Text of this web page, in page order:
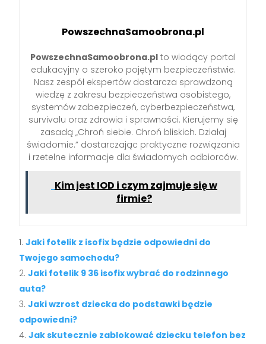
PowszechnaSamoobrona.pl
PowszechnaSamoobrona.pl to wiodący portal
edukacyjny o szeroko pojętym bezpieczeństwie.
Nasz zespół ekspertów dostarcza sprawdzoną
wiedzę z zakresu bezpieczeństwa osobistego,
systemów zabezpieczeń, cyberbezpieczeństwa,
survivalu oraz zdrowia i sprawności. Kierujemy się
zasadą „Chroń siebie. Chroń bliskich. Działaj
świadomie.” dostarczając praktyczne rozwiązania
i rzetelne informacje dla świadomych odbiorców.
Kim jest IOD i czym zajmuje się w
firmie?
Jaki fotelik z isofix będzie odpowiedni do
Twojego samochodu?
Jaki fotelik 9 36 isofix wybrać do rodzinnego
auta?
Jaki wzrost dziecka do podstawki będzie
odpowiedni?
Jak skutecznie zablokować dziecku telefon bez